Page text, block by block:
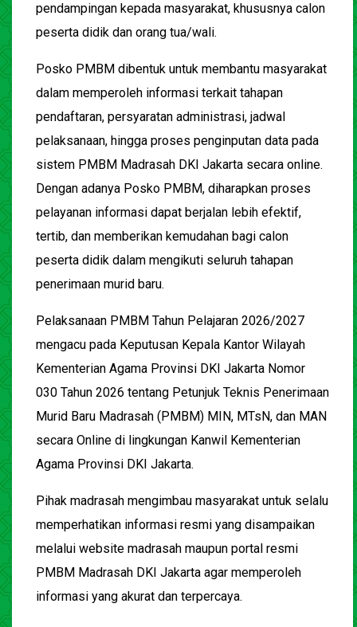
pendampingan kepada masyarakat, khususnya calon
peserta didik dan orang tua/wali.
Posko PMBM dibentuk untuk membantu masyarakat
dalam memperoleh informasi terkait tahapan
pendaftaran, persyaratan administrasi, jadwal
pelaksanaan, hingga proses penginputan data pada
sistem PMBM Madrasah DKI Jakarta secara online.
Dengan adanya Posko PMBM, diharapkan proses
pelayanan informasi dapat berjalan lebih efektif,
tertib, dan memberikan kemudahan bagi calon
peserta didik dalam mengikuti seluruh tahapan
penerimaan murid baru.
Pelaksanaan PMBM Tahun Pelajaran 2026/2027
mengacu pada Keputusan Kepala Kantor Wilayah
Kementerian Agama Provinsi DKI Jakarta Nomor
030 Tahun 2026 tentang Petunjuk Teknis Penerimaan
Murid Baru Madrasah (PMBM) MIN, MTsN, dan MAN
secara Online di lingkungan Kanwil Kementerian
Agama Provinsi DKI Jakarta.
Pihak madrasah mengimbau masyarakat untuk selalu
memperhatikan informasi resmi yang disampaikan
melalui website madrasah maupun portal resmi
PMBM Madrasah DKI Jakarta agar memperoleh
informasi yang akurat dan terpercaya.